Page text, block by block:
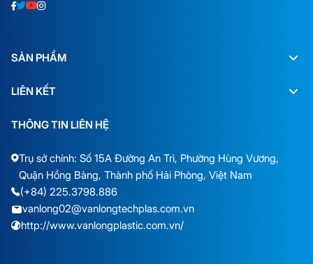
SẢN PHẨM
LIÊN KẾT
THÔNG TIN LIÊN HỆ
Trụ sở chính: Số 15A Đường An Trì, Phường Hùng Vương,
Quận Hồng Bàng, Thành phố Hải Phòng, Việt Nam
(+84) 225.3798.886
vanlong02@vanlongtechplas.com.vn
http://www.vanlongplastic.com.vn/